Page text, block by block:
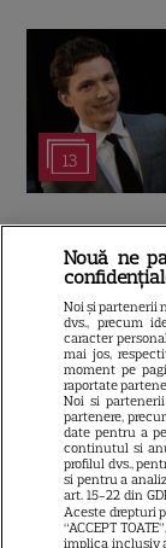
13
13
Nouă ne
Noi și partenerii
dvs., precum
caracter
mai jos,
moment pe
raportate
Noi si
partenere,
date pentru a
continutul si
profilul dvs.,
si pentru a
art. 15-22 din
Aceste drepturi
“ACCEPT
implica inclusiv